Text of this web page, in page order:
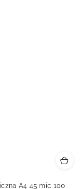
A4 45 mic 100